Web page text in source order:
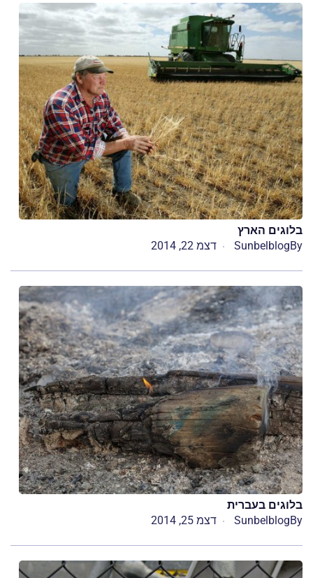
בלוגים הארץ
By
Sunbelblog דצמ 22, 2014
בלוגים בעברית
By
Sunbelblog דצמ 25, 2014